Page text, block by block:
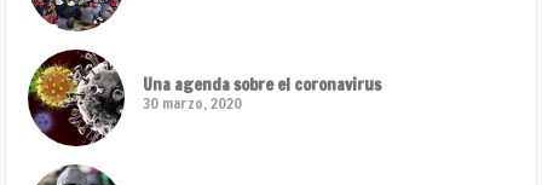
Una agenda sobre el coronavirus
30 marzo, 2020